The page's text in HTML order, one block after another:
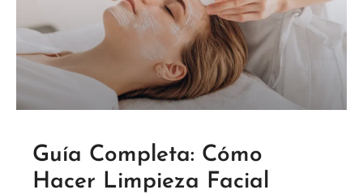
Guía Completa: Cómo
Hacer Limpieza Facial